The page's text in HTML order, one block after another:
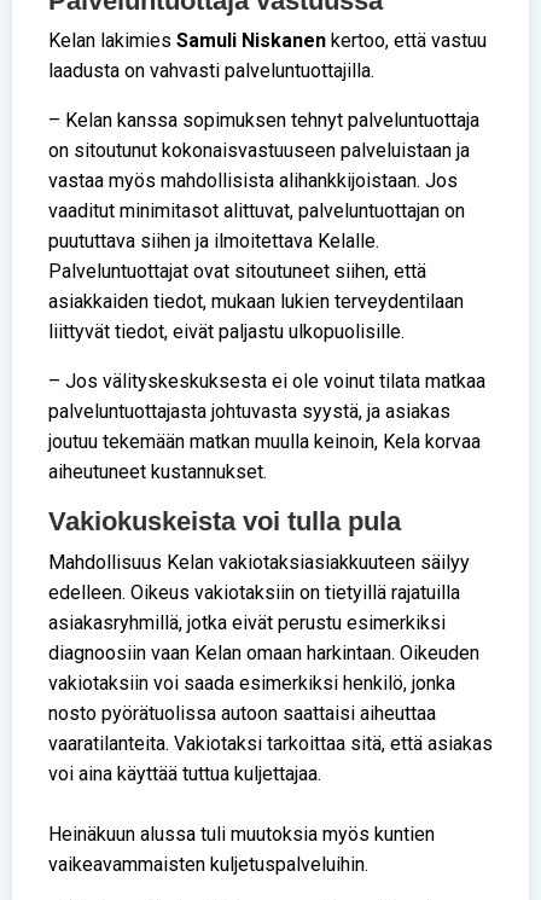
Kelan lakimies Samuli Niskanen kertoo, että vastuu
laadusta on vahvasti palveluntuottajilla.
– Kelan kanssa sopimuksen tehnyt palveluntuottaja
on sitoutunut kokonaisvastuuseen palveluistaan ja
vastaa myös mahdollisista alihankkijoistaan. Jos
vaaditut minimitasot alittuvat, palveluntuottajan on
puututtava siihen ja ilmoitettava Kelalle.
Palveluntuottajat ovat sitoutuneet siihen, että
asiakkaiden tiedot, mukaan lukien terveydentilaan
liittyvät tiedot, eivät paljastu ulkopuolisille.
– Jos välityskeskuksesta ei ole voinut tilata matkaa
palveluntuottajasta johtuvasta syystä, ja asiakas
joutuu tekemään matkan muulla keinoin, Kela korvaa
aiheutuneet kustannukset.
Vakiokuskeista voi tulla pula
Mahdollisuus Kelan vakiotaksiasiakkuuteen säilyy
edelleen. Oikeus vakiotaksiin on tietyillä rajatuilla
asiakasryhmillä, jotka eivät perustu esimerkiksi
diagnoosiin vaan Kelan omaan harkintaan. Oikeuden
vakiotaksiin voi saada esimerkiksi henkilö, jonka
nosto pyörätuolissa autoon saattaisi aiheuttaa
vaaratilanteita. Vakiotaksi tarkoittaa sitä, että asiakas
voi aina käyttää tuttua kuljettajaa.
Heinäkuun alussa tuli muutoksia myös kuntien
vaikeavammaisten kuljetuspalveluihin.